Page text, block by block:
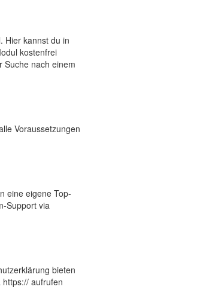
Hier kannst du in
kostenfrei
Suche nach einem
Voraussetzungen
eine eigene Top-
Support via
bieten
aufrufen